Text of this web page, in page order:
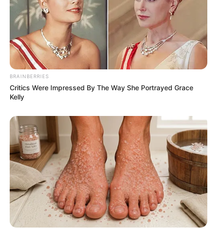
Warna Rambut: Hitam
Warna Mata: Hitam
Warna Kulit: Putih
Ukuran Tubuh: –
Ukuran Sepatu: –
Ukuran Baju: –
Pendidikan
Universitas Atma Jaya
Keluarga
Ayah: –
Ibu: –
Saudara Laki-laki: –
BRAINBERRIES
Critics Were Impressed By The Way She Portrayed Grace
Kelly